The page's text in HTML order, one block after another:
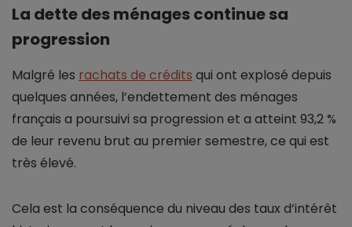
La dette des ménages continue sa
progression
Malgré les rachats de crédits qui ont explosé depuis
quelques années, l’endettement des ménages
français a poursuivi sa progression et a atteint 93,2 %
de leur revenu brut au premier semestre, ce qui est
très élevé.
Cela est la conséquence du niveau des taux d’intérêt